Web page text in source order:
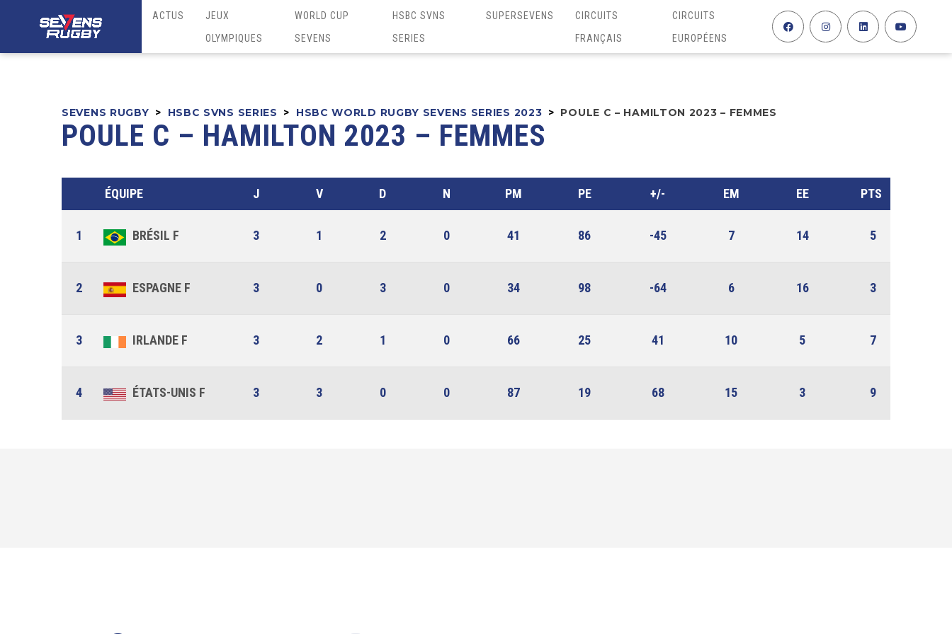
ACTUS
JEUX
OLYMPIQUES
WORLD CUP
SEVENS
HSBC SVNS
SERIES
SUPERSEVENS
CIRCUITS
FRANÇAIS
CIRCUITS
EUROPÉENS
SEVENS RUGBY > HSBC SVNS SERIES > HSBC WORLD RUGBY SEVENS SERIES 2023 > POULE C – HAMILTON 2023 – FEMMES
POULE C – HAMILTON 2023 – FEMMES
ÉQUIPE J V D N PM PE +/- EM EE PTS
1 BRÉSIL F 3 1 2 0 41 86 -45 7 14 5
2 ESPAGNE F 3 0 3 0 34 98 -64 6 16 3
3 IRLANDE F 3 2 1 0 66 25 41 10 5 7
4 ÉTATS-UNIS F 3 3 0 0 87 19 68 15 3 9